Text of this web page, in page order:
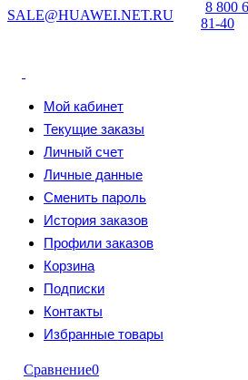
SALE@HUAWEI.NET.RU
8 800
81-40
Мой кабинет
Текущие заказы
Личный счет
Личные данные
Сменить пароль
История заказов
Профили заказов
Корзина
Подписки
Контакты
Избранные товары
Сравнение0